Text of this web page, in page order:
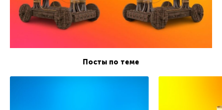
Посты по теме